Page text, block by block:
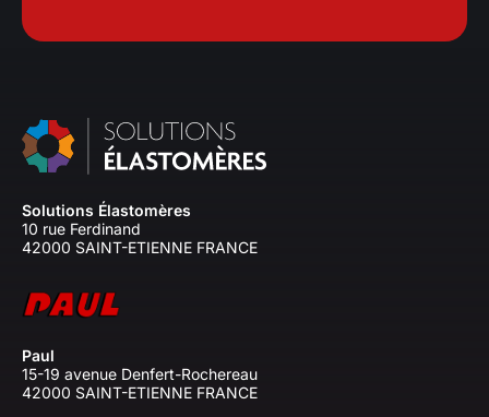
Solutions Élastomères
10 rue Ferdinand
42000 SAINT-ETIENNE FRANCE
Paul
15-19 avenue Denfert-Rochereau
42000 SAINT-ETIENNE FRANCE